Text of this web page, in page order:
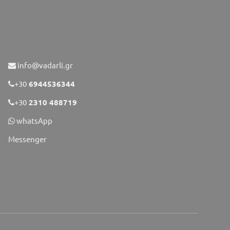
info@vadarli.gr
+306944536344
+302310 488719
whatsApp
Messenger